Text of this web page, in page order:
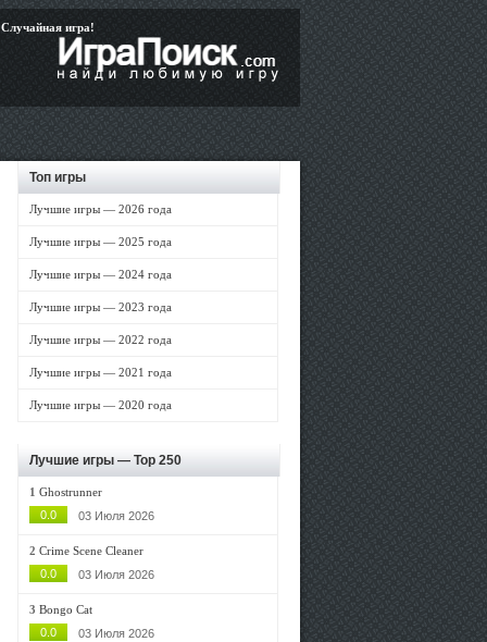
Случайная игра!
Топ игры
Лучшие игры — 2026 года
Лучшие игры — 2025 года
Лучшие игры — 2024 года
Лучшие игры — 2023 года
Лучшие игры — 2022 года
Лучшие игры — 2021 года
Лучшие игры — 2020 года
Лучшие игры — Top 250
1 Ghostrunner
0.0
03 Июля 2026
2 Crime Scene Cleaner
0.0
03 Июля 2026
3 Bongo Cat
0.0
03 Июля 2026